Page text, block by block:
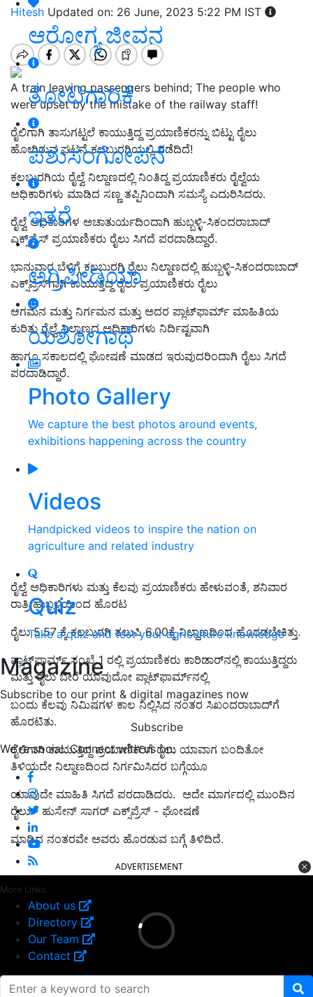
ಆರೋಗ್ಯ ಜೀವನ
ತೋಟಗಾರಿಕೆ
ಪಶುಸಂಗೋಪನೆ
ಇತರೆ
ಅಗ್ರಿಪೀಡಿಯಾ
ಯಶೋಗಾಥೆ
Photo Gallery
We capture the best photos around events,
exhibitions happening across the country
Videos
Handpicked videos to inspire the nation on
agriculture and related industry
Quiz
Take a quiz and test your agriculture knowledge
Magazine
Subscribe to our print & digital magazines now
Subscribe
We're social. Connect with us on:
More Links
About us
Directory
Our Team
Contact
Hitesh Updated on: 26 June, 2023 5:22 PM IST
A train leaving passengers behind; The people who
were upset by the mistake of the railway staff!
ರೈಲಿಗಾಗಿ ತಾಸುಗಟ್ಟಲೆ ಕಾಯುತ್ತಿದ್ದ ಪ್ರಯಾಣಿಕರನ್ನು ಬಿಟ್ಟು ರೈಲು
ಹೋಗಿರುವ ಘಟನೆ ಕಲಬುರಗಿಯಲ್ಲಿ ನಡೆದಿದೆ!
ಕಲಬುರಗಿಯ ರೈಲ್ವೆ ನಿಲ್ದಾಣದಲ್ಲಿ ನಿಂತಿದ್ದ ಪ್ರಯಾಣಿಕರು ರೈಲ್ವೆಯ
ಅಧಿಕಾರಿಗಳು ಮಾಡಿದ ಸಣ್ಣ ತಪ್ಪಿನಿಂದಾಗಿ ಸಮಸ್ಯೆ ಎದುರಿಸಿದರು.
ರೈಲ್ವೆ ಅಧಿಕಾರಿಗಳ ಅಚಾತುರ್ಯದಿಂದಾಗಿ ಹುಬ್ಬಳ್ಳಿ-ಸಿಕಂದರಾಬಾದ್
ಎಕ್ಸ್‌ಪ್ರೆಸ್ ಪ್ರಯಾಣಿಕರು ರೈಲು ಸಿಗದೆ ಪರದಾಡಿದ್ದಾರೆ.
ಭಾನುವಾರ ಬೆಳಿಗ್ಗೆ ಕಲಬುರಗಿ ರೈಲು ನಿಲ್ದಾಣದಲ್ಲಿ ಹುಬ್ಬಳ್ಳಿ-ಸಿಕಂದರಾಬಾದ್
ಎಕ್ಸ್‌ಪ್ರೆಸ್‌ಗಾಗಿ ಕಾಯುತ್ತಿದ್ದ ರೈಲು ಪ್ರಯಾಣಿಕರು ರೈಲು
ಆಗಮನ ಮತ್ತು ನಿರ್ಗಮನ ಮತ್ತು ಅದರ ಪ್ಲಾಟ್‌ಫಾರ್ಮ್ ಮಾಹಿತಿಯ
ಕುರಿತು ರೈಲ್ವೆ ನಿಲ್ದಾಣದ ಅಧಿಕಾರಿಗಳು ನಿರ್ದಿಷ್ಟವಾಗಿ
ಹಾಗೂ ಸಕಾಲದಲ್ಲಿ ಘೋಷಣೆ ಮಾಡದ ಇರುವುದರಿಂದಾಗಿ ರೈಲು ಸಿಗದೆ
ಪರದಾಡಿದ್ದಾರೆ.
ರೈಲ್ವೆ ಅಧಿಕಾರಿಗಳು ಮತ್ತು ಕೆಲವು ಪ್ರಯಾಣಿಕರು ಹೇಳುವಂತೆ, ಶನಿವಾರ
ರಾತ್ರಿ ಹುಬ್ಬಳ್ಳಿಯಿಂದ ಹೊರಟ
ರೈಲು 5.57 ಕ್ಕೆ ಕಲಬುರಗಿ ತಲುಪಿ 6.00ಕ್ಕೆ ನಿಲ್ದಾಣದಿಂದ ಹೊರಡಬೇಕಿತ್ತು.
ಪ್ಲಾಟ್‌ಫಾರ್ಮ್ ಸಂಖ್ಯೆ 1 ರಲ್ಲಿ ಪ್ರಯಾಣಿಕರು ಕಾರಿಡಾರ್‌ನಲ್ಲಿ ಕಾಯುತ್ತಿದ್ದರು
ಮತ್ತು ರೈಲು ಬೇರೆ ಯಾವುದೋ ಪ್ಲಾಟ್‌ಫಾರ್ಮ್‌ನಲ್ಲಿ
ಬಂದು ಕೆಲವು ನಿಮಿಷಗಳ ಕಾಲ ನಿಲ್ಲಿಸಿದ ನಂತರ ಸಿಖಂದರಾಬಾದ್‌ಗೆ
ಹೊರಟಿತು.
ರೈಲಿಗಾಗಿ ಕಾಯುತ್ತಿದ್ದ ಪ್ರಯಾಣಿಕರಿಗೆ ರೈಲು ಯಾವಾಗ ಬಂದಿತೋ
ತಿಳಿಯದೇ ನಿಲ್ದಾಣದಿಂದ ನಿರ್ಗಮಿಸಿದರ ಬಗ್ಗೆಯೂ
ಯಾವುದೇ ಮಾಹಿತಿ ಸಿಗದೆ ಪರದಾಡಿದರು. ಅದೇ ಮಾರ್ಗದಲ್ಲಿ ಮುಂದಿನ
ರೈಲು - ಹುಸೇನ್ ಸಾಗರ್ ಎಕ್ಸ್‌ಪ್ರೆಸ್ - ಘೋಷಣೆ
ಮಾಡಿದ ನಂತರವೇ ಅವರು ಹೊರಡುವ ಬಗ್ಗೆ ತಿಳಿದಿದೆ.
ADVERTISEMENT